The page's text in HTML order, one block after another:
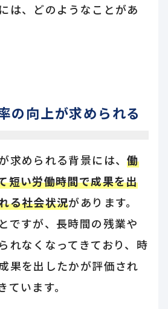
は、どのようなことがあ
の向上が求められる
求められる背景には、働
短い労働時間で成果を出
る社会状況があります。
ですが、長時間の残業や
れなくなってきており、時
果を出したかが評価され
ています。